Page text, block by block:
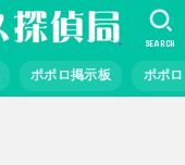
ポポロ掲示板 ポポ
SEARCH